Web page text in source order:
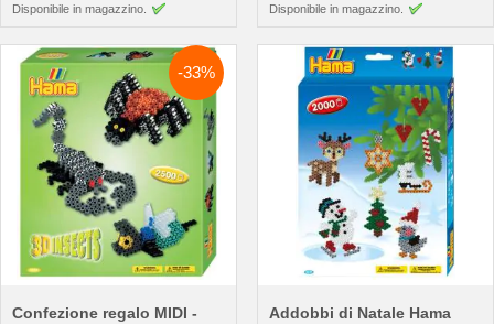
Disponibile in magazzino. Disponibile in magazzino.
-33%
Confezione regalo MIDI -
Addobbi di Natale Hama